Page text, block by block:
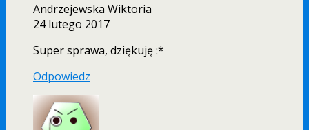
Andrzejewska Wiktoria
24 lutego 2017
Super sprawa, dziękuję :*
Odpowiedz